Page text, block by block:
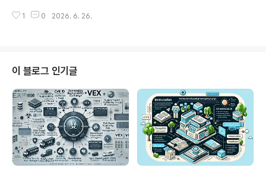
지속확장성서버 추가 용이수평 확장한줄 요약: 시스템 부
결 종료 의사를 교환하며, 데이터 손실 없이 연결을 종료하
가 필요하기 때문에 4단계 과정이 요구된다.2. 특징항목설
명비고연결 종료 과정데이터 전송 이후 수행안정성 확보양
방향 종료양쪽 모두 종료 필요독립적 처리4단계 구조FIN
→ ACK → FIN → ACK표준 절차한줄 요약: 양방향 통신
을 안전하게 종료하기 위한 절차이다.3. 구성 요소단계설
명역할..
1 0 2026. 6. 26.
이 블로그 인기글